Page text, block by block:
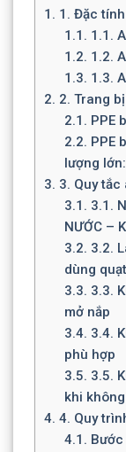
1. 1. Đặc
1.1. 1.1.
1.2. 1.2.
1.3. 1.3.
2. 2. Trang
2.1. PPE
2.2. PPE
lượng lớn:
3. 3. Quy
3.1. 3.1.
NƯỚC –
3.2. 3.2.
dùng
3.3. 3.3.
mở nắp
3.4. 3.4.
phù hợp
3.5. 3.5.
khi
4. 4. Quy
4.1.